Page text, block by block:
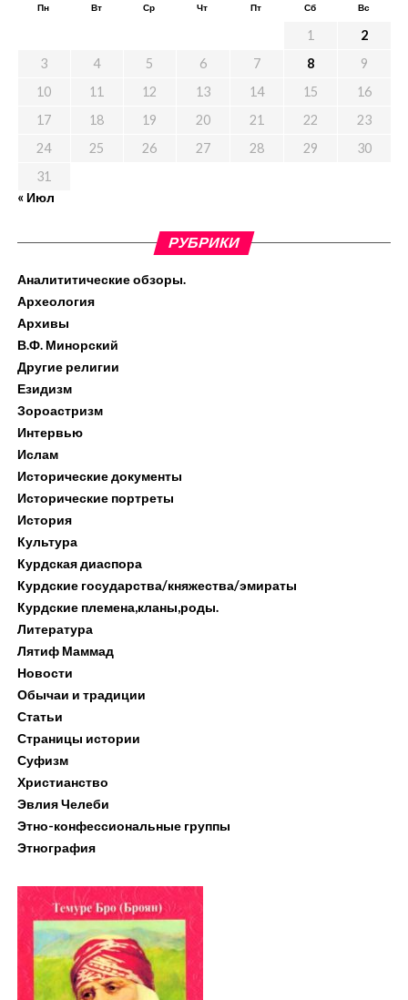
Пн Вт Ср Чт Пт Сб Вс
1
2
3
4 5 6 7 8
9
10
11 12 13 14 15
16
17
18 19 20 21 22
23
24
25 26 27 28 29
30
31
« Июл
РУБРИКИ
Аналититические обзоры.
Археология
Архивы
В.Ф. Минорский
Другие религии
Езидизм
Зороастризм
Интервью
Ислам
Исторические документы
Исторические портреты
История
Культура
Курдская диаспора
Курдские государства/княжества/эмираты
Курдские племена,кланы,роды.
Литература
Лятиф Маммад
Новости
Обычаи и традиции
Статьи
Страницы истории
Суфизм
Христианство
Эвлия Челеби
Этно-конфессиональные группы
Этнография